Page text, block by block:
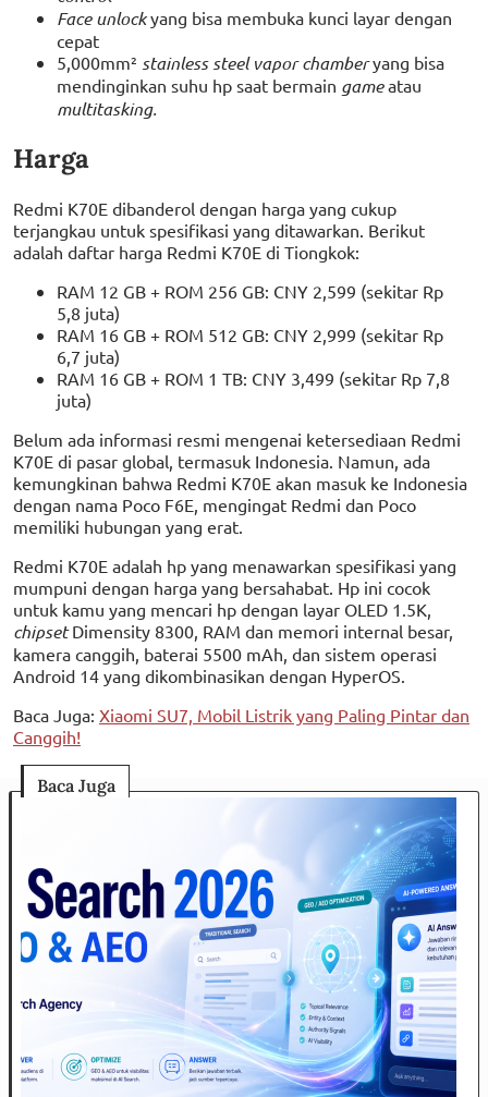
Face unlockyang bisa membuka kunci layar dengan
cepat
5,000mm² stainless steel vapor chamberyang bisa
mendinginkan suhu hp saat bermain gameatau
multitasking.
Harga
Redmi K70E dibanderol dengan harga yang cukup
terjangkau untuk spesifikasi yang ditawarkan. Berikut
adalah daftar harga Redmi K70E di Tiongkok:
RAM 12 GB + ROM 256 GB: CNY 2,599 (sekitar Rp
5,8 juta)
RAM 16 GB + ROM 512 GB: CNY 2,999 (sekitar Rp
6,7 juta)
RAM 16 GB + ROM 1 TB: CNY 3,499 (sekitar Rp 7,8
juta)
Belum ada informasi resmi mengenai ketersediaan Redmi
K70E di pasar global, termasuk Indonesia. Namun, ada
kemungkinan bahwa Redmi K70E akan masuk ke Indonesia
dengan nama Poco F6E, mengingat Redmi dan Poco
memiliki hubungan yang erat.
Redmi K70E adalah hp yang menawarkan spesifikasi yang
mumpuni dengan harga yang bersahabat. Hp ini cocok
untuk kamu yang mencari hp dengan layar OLED 1.5K,
chipsetDimensity 8300, RAM dan memori internal besar,
kamera canggih, baterai 5500 mAh, dan sistem operasi
Android 14 yang dikombinasikan dengan HyperOS.
Baca Juga: Xiaomi SU7, Mobil Listrik yang Paling Pintar dan
Canggih!
Baca Juga